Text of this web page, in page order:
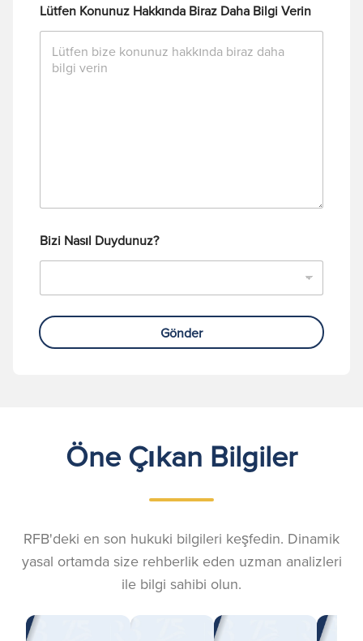
Lütfen Konunuz Hakkında Biraz Daha Bilgi Verin
Bizi Nasıl Duydunuz?
Gönder
Öne Çıkan Bilgiler
RFB'deki en son hukuki bilgileri keşfedin. Dinamik
yasal ortamda size rehberlik eden uzman analizleri
ile bilgi sahibi olun.